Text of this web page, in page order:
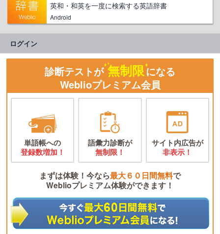
英和・和英を一度に検索する英語辞書
Android
ログイン
診断テストが 無制限になる
Weblioプレミアム会員
単語帳への
登録数増加！
語彙力診断が
無制限！
サイト内広告が
非表示！
まずは体験！今なら最大６０日間無料で
Weblioプレミアム体験ができます！